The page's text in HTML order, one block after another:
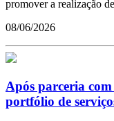
promover a realização
08/06/2026
Após parceria
portfólio de